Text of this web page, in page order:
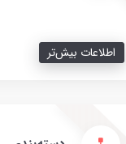
اطلاعات بیش‌تر